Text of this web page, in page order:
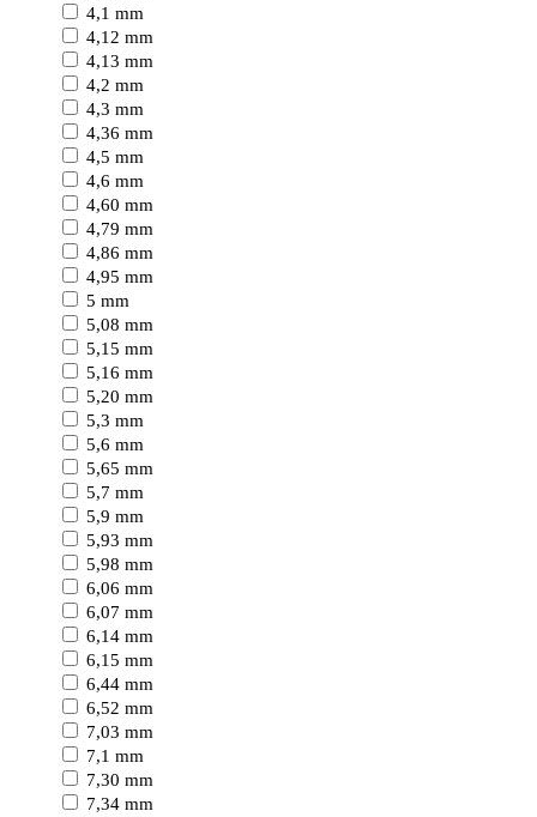
4,1 mm
4,12 mm
4,13 mm
4,2 mm
4,3 mm
4,36 mm
4,5 mm
4,6 mm
4,60 mm
4,79 mm
4,86 mm
4,95 mm
5 mm
5,08 mm
5,15 mm
5,16 mm
5,20 mm
5,3 mm
5,6 mm
5,65 mm
5,7 mm
5,9 mm
5,93 mm
5,98 mm
6,06 mm
6,07 mm
6,14 mm
6,15 mm
6,44 mm
6,52 mm
7,03 mm
7,1 mm
7,30 mm
7,34 mm